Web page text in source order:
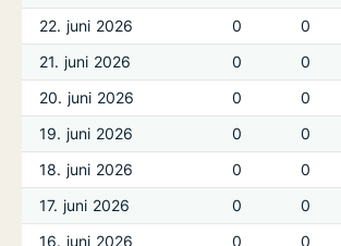
22. juni 2026
0 0
21. juni 2026
0 0
20. juni 2026
0 0
19. juni 2026
0 0
18. juni 2026
0 0
17. juni 2026
0 0
16. juni 2026
0 0